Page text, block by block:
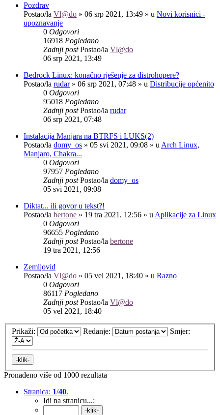
Pozdrav
Postao/la Vl@do » 06 srp 2021, 13:49 » u Novi korisnici -
upoznavanje
0 Odgovori
16918 Pogledano
Zadnji postPostao/la Vl@do
06 srp 2021, 13:49
Bedrock Linux: konačno rješenje za distrohopere?
Postao/la rudar» 06 srp 2021, 07:48 » u Distribucije općenito
0 Odgovori
95018 Pogledano
Zadnji postPostao/la rudar
06 srp 2021, 07:48
Instalacija Manjara na BTRFS i LUKS(2)
Postao/la domy_os » 05 svi 2021, 09:08 » u Arch Linux,
Manjaro, Chakra...
0 Odgovori
97957 Pogledano
Zadnji postPostao/la domy_os
05 svi 2021, 09:08
Diktat... ili govor u tekst?!
Postao/la bertone » 19 tra 2021, 12:56 » u Aplikacije za Linux
0 Odgovori
96655 Pogledano
Zadnji postPostao/la bertone
19 tra 2021, 12:56
Zemljovid
Postao/la Vl@do » 05 vel 2021, 18:40 » u Razno
0 Odgovori
86117 Pogledano
Zadnji postPostao/la Vl@do
05 vel 2021, 18:40
Prikaži: Redanje: Smjer:
Pronađeno više od 1000 rezultata
Stranica: 1/40.
Idi na stranicu...: